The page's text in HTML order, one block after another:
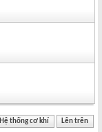
Hệ thống cơ khí Lên trên